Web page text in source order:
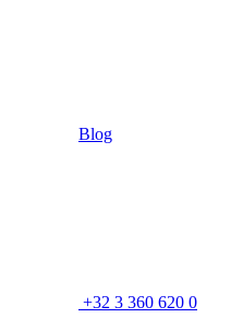
Blog
+32 3 360 620 0